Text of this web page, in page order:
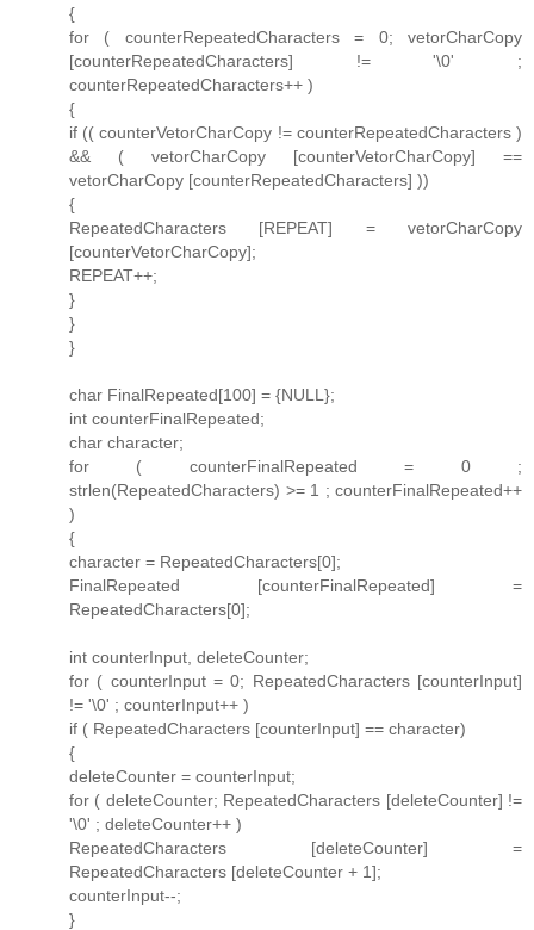
{
for ( counterRepeatedCharacters = 0; vetorCharCopy
[counterRepeatedCharacters] != '\0' ;
counterRepeatedCharacters++ )
{
if (( counterVetorCharCopy != counterRepeatedCharacters )
&& ( vetorCharCopy [counterVetorCharCopy] ==
vetorCharCopy [counterRepeatedCharacters] ))
{
RepeatedCharacters [REPEAT] = vetorCharCopy
[counterVetorCharCopy];
REPEAT++;
}
}
}
char FinalRepeated[100] = {NULL};
int counterFinalRepeated;
char character;
for ( counterFinalRepeated = 0 ;
strlen(RepeatedCharacters) >= 1 ; counterFinalRepeated++
)
{
character = RepeatedCharacters[0];
FinalRepeated [counterFinalRepeated] =
RepeatedCharacters[0];
int counterInput, deleteCounter;
for ( counterInput = 0; RepeatedCharacters [counterInput]
!= '\0' ; counterInput++ )
if ( RepeatedCharacters [counterInput] == character)
{
deleteCounter = counterInput;
for ( deleteCounter; RepeatedCharacters [deleteCounter] !=
'\0' ; deleteCounter++ )
RepeatedCharacters [deleteCounter] =
RepeatedCharacters [deleteCounter + 1];
counterInput--;
}